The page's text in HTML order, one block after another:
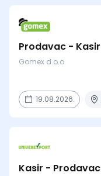
Prodavac - Kasir
Gomex d.o.o.
19.08.2026.
Kasir - Prodavac